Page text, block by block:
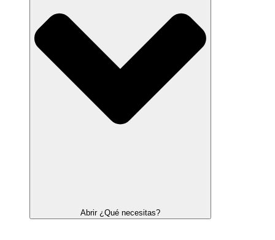
Abrir ¿Qué necesitas?